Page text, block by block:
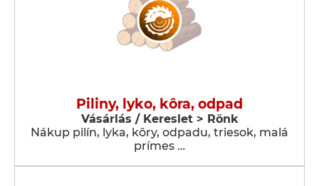
Piliny, lyko, kôra, odpad
Vásárlás / Kereslet > Rönk
Nákup pilín, lyka, kôry, odpadu, triesok, malá
prímes …